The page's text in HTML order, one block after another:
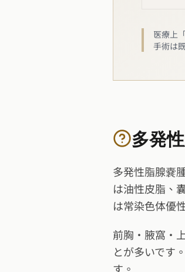
医療上
手術は
多発
多発性脂腺嚢
は油性皮脂、
は常染色体優
前胸・腋窩・
とが多いです
す。